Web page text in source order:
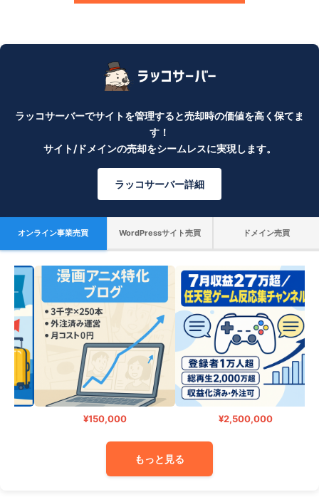
ラッコサーバーでサイトを管理すると売却時の価値を高く保てま
す！
サイト/ドメインの売却をシームレスに実現します。
ラッコサーバー詳細
オンライン事業売買 WordPressサイト売買 ドメイン売買
¥150,000 ¥2,500,000
もっと見る